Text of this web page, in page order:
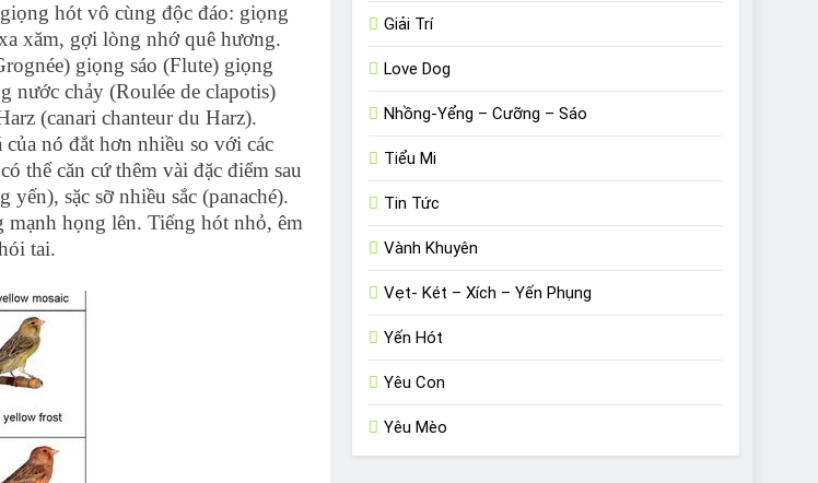
hót vô cùng độc đáo: giọng
xăm, gợi lòng nhớ quê hương.
giọng sáo (Flute) giọng
nước chảy (Roulée de clapotis)
(canari chanteur du Harz).
nó đắt hơn nhiều so với các
thể căn cứ thêm vài đặc điểm sau
sặc sỡ nhiều sắc (panaché).
họng lên. Tiếng hót nhỏ, êm
tai.
Giải Trí
Love Dog
Nhồng-Yểng – Cưỡng – Sáo
Tiểu Mi
Tin Tức
Vành Khuyên
Vẹt- Két – Xích – Yến Phụng
Yến Hót
Yêu Con
Yêu Mèo